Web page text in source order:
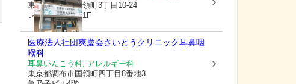
東京都調布市国領町3丁目10-24
レジェンド国領1F
医療法人社団爽慶会さいとうクリニック耳鼻咽
喉科
耳鼻いんこう科, アレルギー科
東京都調布市国領町四丁目8番地3